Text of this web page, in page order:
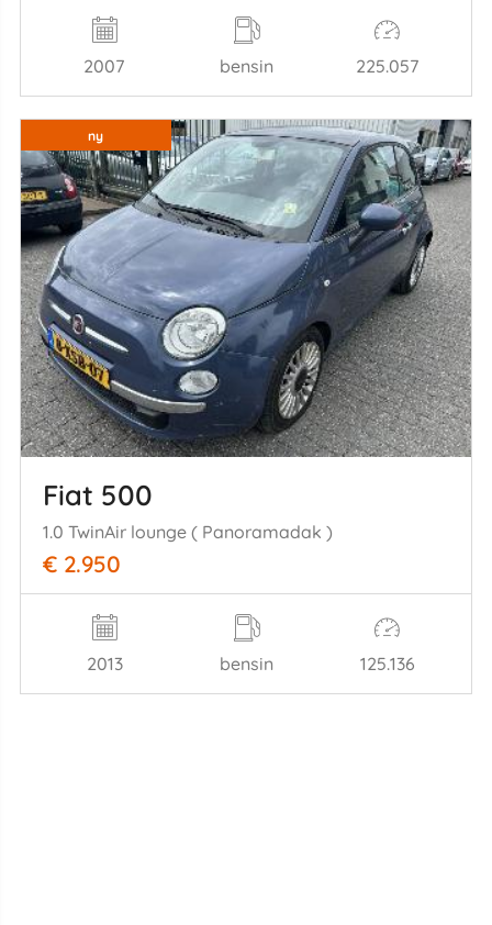
2007 bensin 225.057
ny
Fiat 500
1.0 TwinAir lounge ( Panoramadak )
€ 2.950
2013 bensin 125.136